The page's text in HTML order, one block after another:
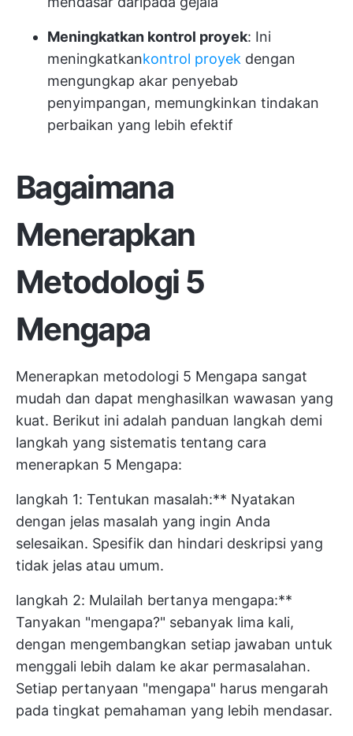
Meningkatkan kontrol proyek: Ini
meningkatkankontrol proyek dengan
mengungkap akar penyebab
penyimpangan, memungkinkan tindakan
perbaikan yang lebih efektif
Bagaimana
Menerapkan
Metodologi 5
Mengapa
Menerapkan metodologi 5 Mengapa sangat
mudah dan dapat menghasilkan wawasan yang
kuat. Berikut ini adalah panduan langkah demi
langkah yang sistematis tentang cara
menerapkan 5 Mengapa:
langkah 1: Tentukan masalah:** Nyatakan
dengan jelas masalah yang ingin Anda
selesaikan. Spesifik dan hindari deskripsi yang
tidak jelas atau umum.
langkah 2: Mulailah bertanya mengapa:**
Tanyakan "mengapa?" sebanyak lima kali,
dengan mengembangkan setiap jawaban untuk
menggali lebih dalam ke akar permasalahan.
Setiap pertanyaan "mengapa" harus mengarah
pada tingkat pemahaman yang lebih mendasar.